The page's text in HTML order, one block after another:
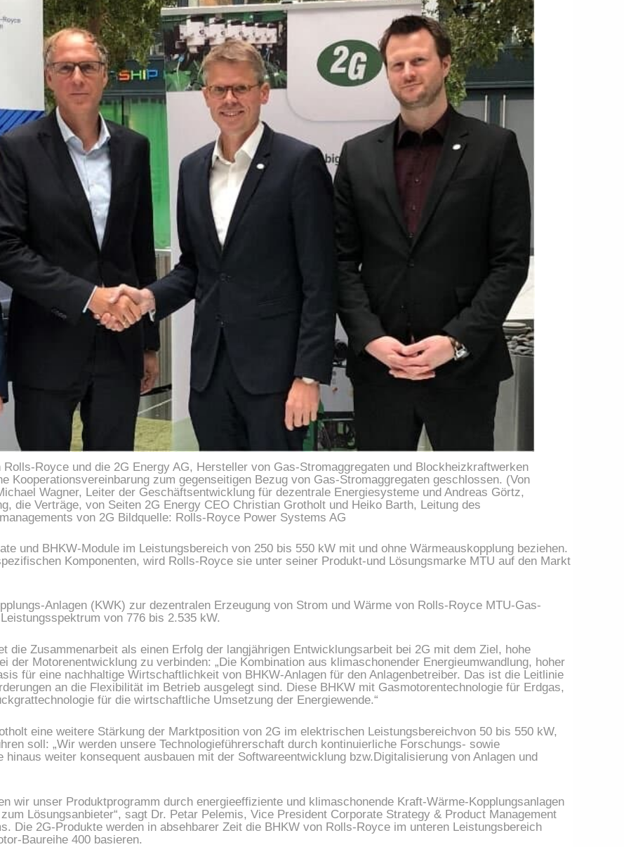
Royce und die 2G Energy AG, Hersteller von Gas-Stromaggregaten und Blockheizkraftwerken
Kooperationsvereinbarung zum gegenseitigen Bezug von Gas-Stromaggregaten geschlossen. (Von
Wagner, Leiter der Geschäftsentwicklung für dezentrale Energiesysteme und Andreas Görtz,
die Verträge, von Seiten 2G Energy CEO Christian Grotholt und Heiko Barth, Leitung des
von 2G Bildquelle: Rolls-Royce Power Systems AG
und BHKW-Module im Leistungsbereich von 250 bis 550 kW mit und ohne Wärmeauskopplung beziehen.
Komponenten, wird Rolls-Royce sie unter seiner Produkt-und Lösungsmarke MTU auf den Markt
Anlagen (KWK) zur dezentralen Erzeugung von Strom und Wärme von Rolls-Royce MTU-Gas-
von 776 bis 2.535 kW.
die Zusammenarbeit als einen Erfolg der langjährigen Entwicklungsarbeit bei 2G mit dem Ziel, hohe
der Motorenentwicklung zu verbinden: „Die Kombination aus klimaschonender Energieumwandlung, hoher
für eine nachhaltige Wirtschaftlichkeit von BHKW-Anlagen für den Anlagenbetreiber. Das ist die Leitlinie
an die Flexibilität im Betrieb ausgelegt sind. Diese BHKW mit Gasmotorentechnologie für Erdgas,
für die wirtschaftliche Umsetzung der Energiewende.“
eine weitere Stärkung der Marktposition von 2G im elektrischen Leistungsbereichvon 50 bis 550 kW,
soll: „Wir werden unsere Technologieführerschaft durch kontinuierliche Forschungs- sowie
weiter konsequent ausbauen mit der Softwareentwicklung bzw.Digitalisierung von Anlagen und
wir unser Produktprogramm durch energieeffiziente und klimaschonende Kraft-Wärme-Kopplungsanlagen
Lösungsanbieter“, sagt Dr. Petar Pelemis, Vice President Corporate Strategy & Product Management
Die 2G-Produkte werden in absehbarer Zeit die BHKW von Rolls-Royce im unteren Leistungsbereich
Baureihe 400 basieren.